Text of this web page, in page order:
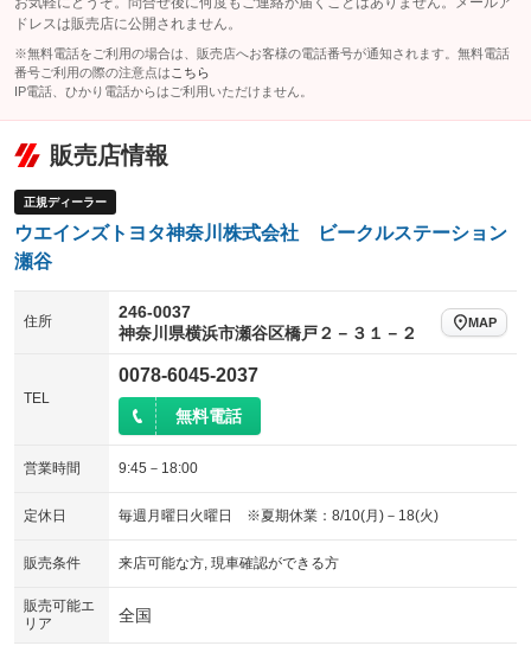
ドレスは販売店に公開されません。
※無料電話をご利用の場合は、販売店へお客様の電話番号が通知されます。無料電話
番号ご利用の際の注意点は こちら
IP電話、ひかり電話からはご利用いただけません。
販売店情報
正規ディーラー
ウエインズトヨタ神奈川株式会社 ビークルステーション
瀬谷
住所
246-0037
神奈川県横浜市瀬谷区橋戸２－３１－２
MAP
TEL
0078-6045-2037
無料電話
営業時間 9:45－18:00
定休日 毎週月曜日火曜日 ※夏期休業：8/10(月)－18(火)
販売条件 来店可能な方, 現車確認ができる方
販売可能エ
リア
全国